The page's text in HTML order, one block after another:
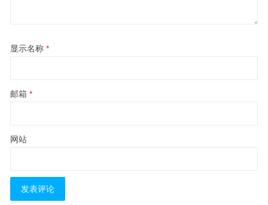
显示名称 *
邮箱 *
网站